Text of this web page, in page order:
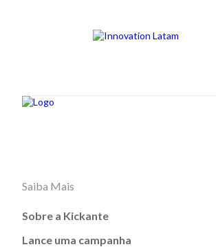
Saiba Mais
Sobre a Kickante
Lance uma campanha